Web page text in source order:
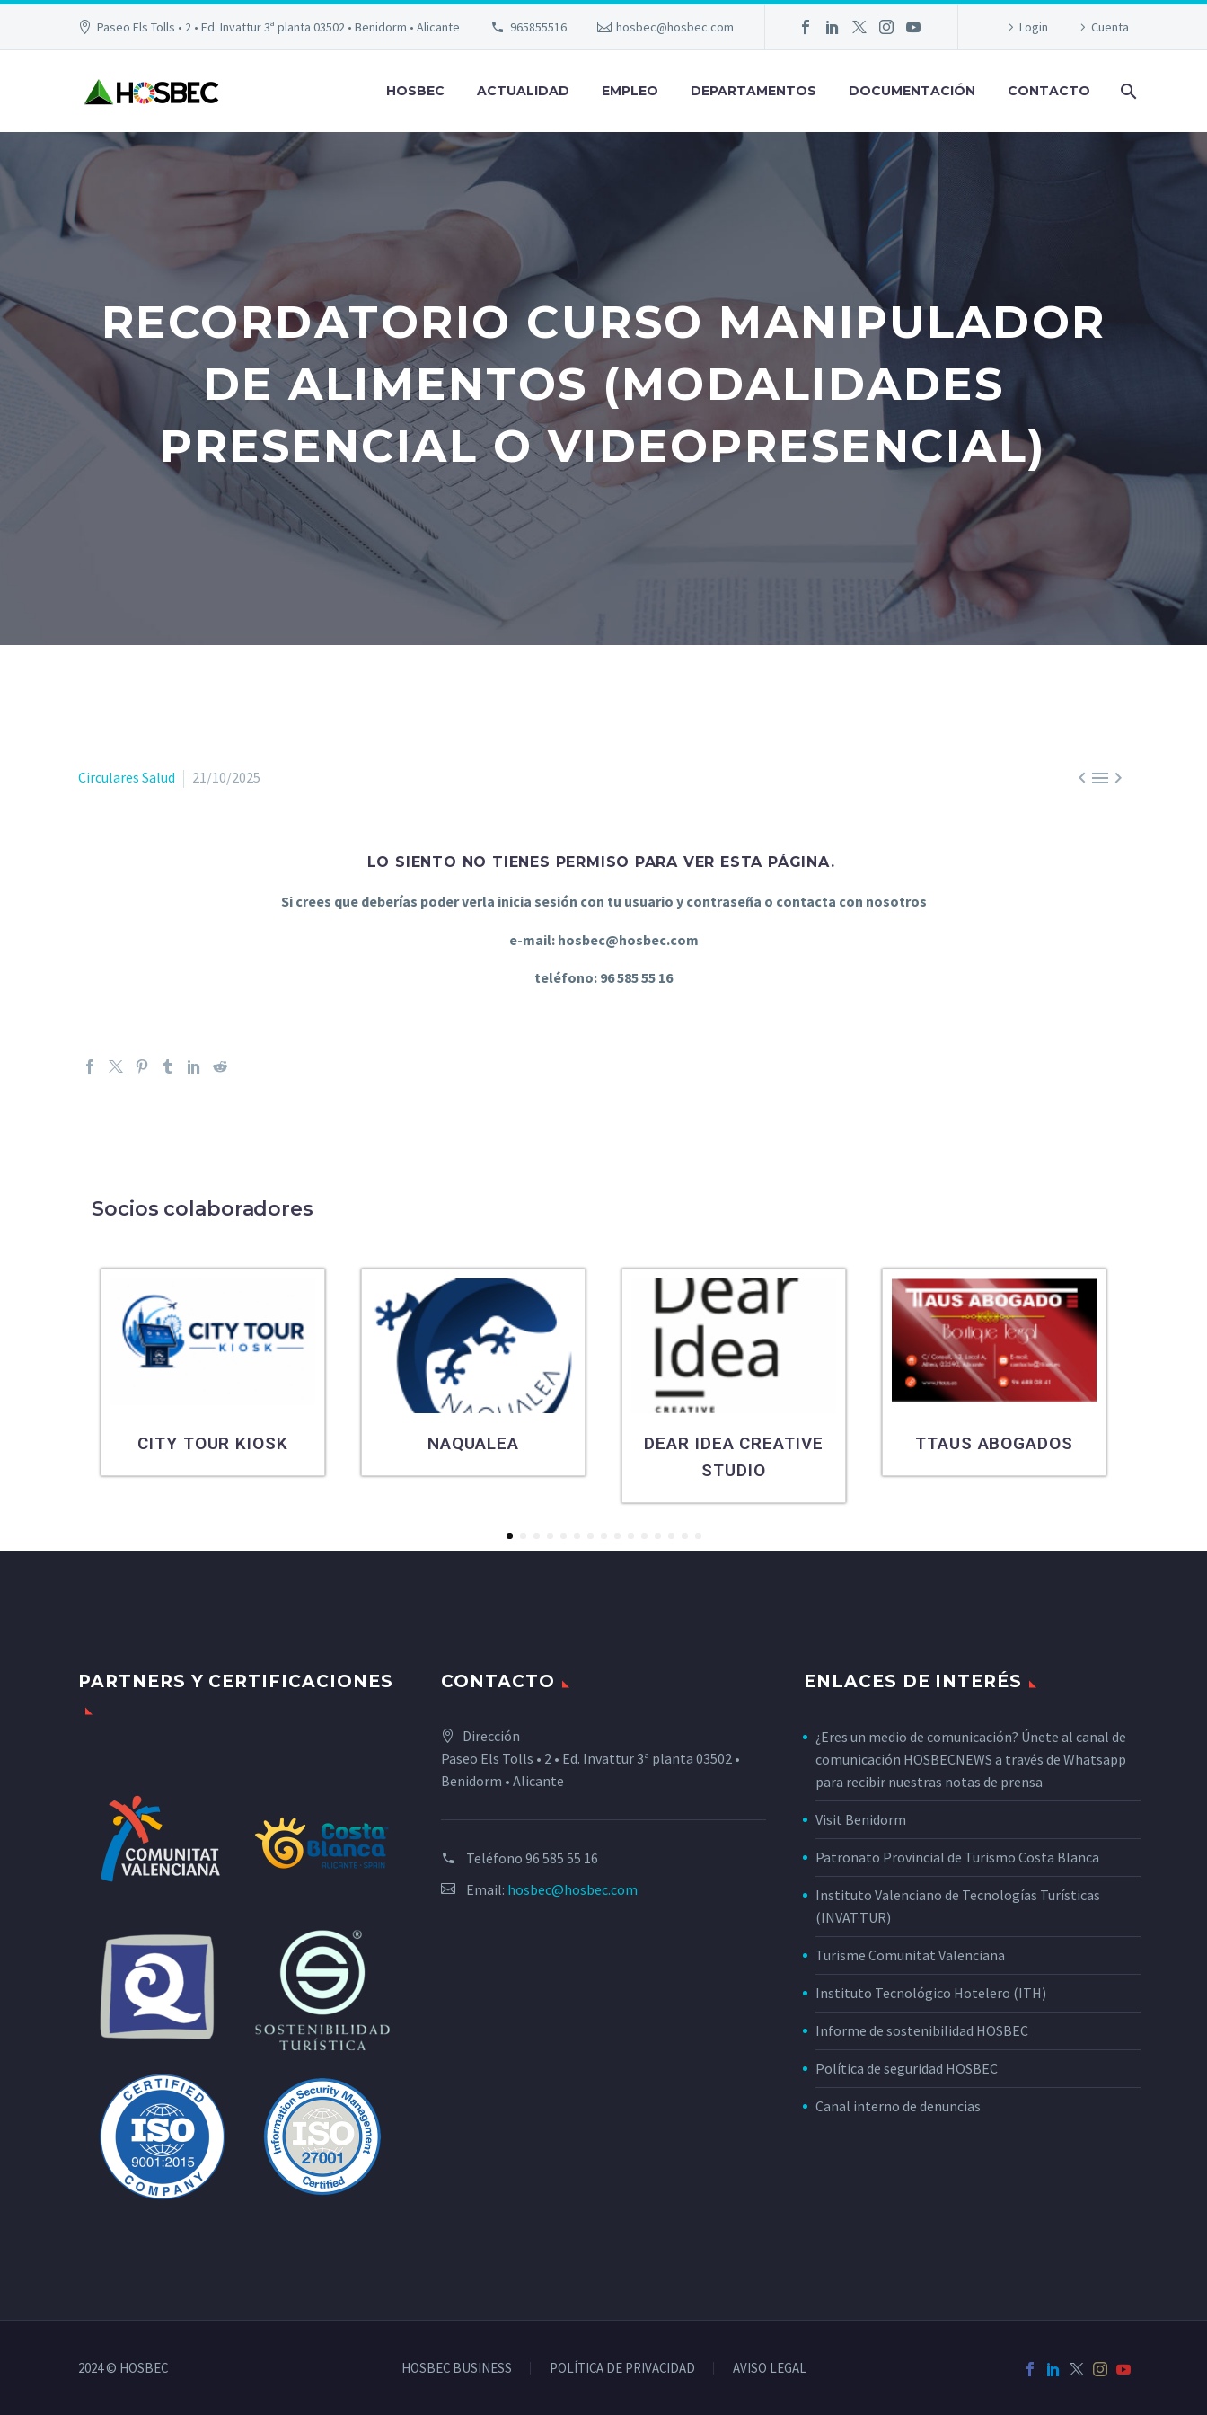
Paseo Els Tolls • 2 • Ed. Invattur 3ª planta 03502 • Benidorm • Alicante 965855516 hosbec@hosbec.com Login Cuenta
HOSBEC ACTUALIDAD EMPLEO DEPARTAMENTOS DOCUMENTACIÓN CONTACTO
RECORDATORIO CURSO MANIPULADOR
DE ALIMENTOS (MODALIDADES
PRESENCIAL O VIDEOPRESENCIAL)

Circulares Salud 21/10/2025
LO SIENTO NO TIENES PERMISO PARA VER ESTA PÁGINA.
Si crees que deberías poder verla inicia sesión con tu usuario y contraseña o contacta con nosotros
e-mail: hosbec@hosbec.com
teléfono: 96 585 55 16
Socios colaboradores
CITY TOUR KIOSK NAQUALEA
DEAR IDEA CREATIVE
STUDIO
TTAUS ABOGADOS
4
PARTNERS Y CERTIFICACIONES CONTACTO
Dirección
Paseo Els Tolls • 2 • Ed. Invattur 3ª planta 03502 •
Benidorm • Alicante
Teléfono 96 585 55 16
Email: hosbec@hosbec.com
ENLACES DE INTERÉS
¿Eres un medio de comunicación? Únete al canal de
comunicación HOSBECNEWS a través de Whatsapp
para recibir nuestras notas de prensa
Visit Benidorm
Patronato Provincial de Turismo Costa Blanca
Instituto Valenciano de Tecnologías Turísticas
(INVAT·TUR)
Turisme Comunitat Valenciana
Instituto Tecnológico Hotelero (ITH)
Informe de sostenibilidad HOSBEC
Política de seguridad HOSBEC
Canal interno de denuncias
HOSBEC BUSINESS POLÍTICA DE PRIVACIDAD AVISO LEGAL
2024 © HOSBEC